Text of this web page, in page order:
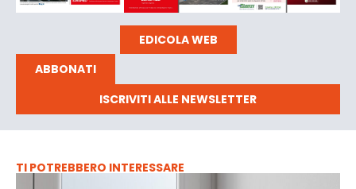
EDICOLA WEB
ABBONATI
ISCRIVITI ALLE NEWSLETTER
TI POTREBBERO INTERESSARE